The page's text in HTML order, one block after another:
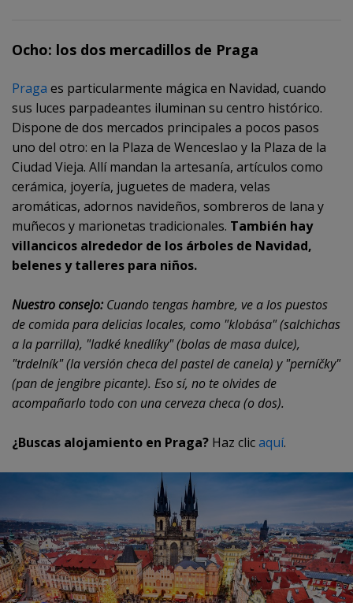
Ocho: los dos mercadillos de Praga
Praga es particularmente mágica en Navidad, cuando
sus luces parpadeantes iluminan su centro histórico.
Dispone de dos mercados principales a pocos pasos
uno del otro: en la Plaza de Wenceslao y la Plaza de la
Ciudad Vieja. Allí mandan la artesanía, artículos como
cerámica, joyería, juguetes de madera, velas
aromáticas, adornos navideños, sombreros de lana y
muñecos y marionetas tradicionales. También hay
villancicos alrededor de los árboles de Navidad,
belenes y talleres para niños.
Nuestro consejo: Cuando tengas hambre, ve a los puestos
de comida para delicias locales, como "klobása" (salchichas
a la parrilla), "ladké knedlíky" (bolas de masa dulce),
"trdelník" (la versión checa del pastel de canela) y "perníčky"
(pan de jengibre picante). Eso sí, no te olvides de
acompañarlo todo con una cerveza checa (o dos).
¿Buscas alojamiento en Praga? Haz clicaquí.